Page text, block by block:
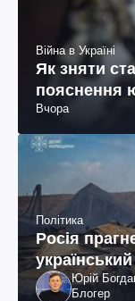
Війна в Україні
Як зняти
пояснення
Вчора
Політика
Росія
Юрій
Блогер